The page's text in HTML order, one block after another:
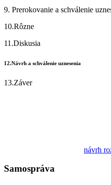
9. Prerokovanie a schválenie
10.Rôzne
11.Diskusia
12.Návrh a schválenie uznesenia
13.Záver
návrh
Samospráva